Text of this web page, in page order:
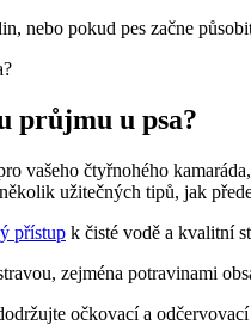
nebo pokud pes začne
průjmu u psa?
vašeho čtyřnohého
užitečných tipů, jak
přístup k čisté vodě a kvalitní
zejména potravinami
očkovací a